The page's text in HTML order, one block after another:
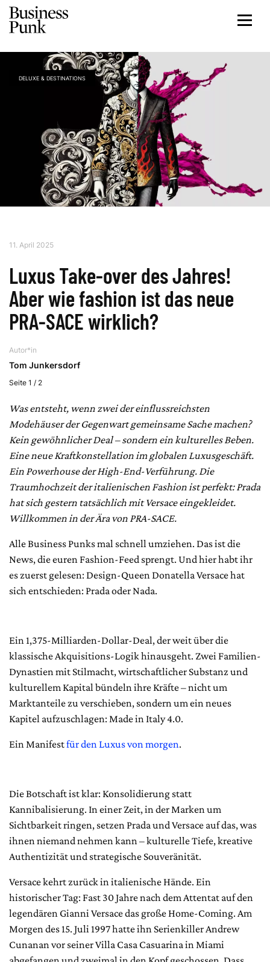
DELUXE & DESTINATIONS
11. April 2025
Luxus Take-over des Jahres!
Aber wie fashion ist das neue
PRA-SACE wirklich?
Autor*in
Tom Junkersdorf
Seite 1 / 2
Was entsteht, wenn zwei der einflussreichsten
Modehäuser der Gegenwart gemeinsame Sache machen?
Kein gewöhnlicher Deal – sondern ein kulturelles Beben.
Eine neue Kraftkonstellation im globalen Luxusgeschäft.
Ein Powerhouse der High-End-Verführung. Die
Traumhochzeit der italienischen Fashion ist perfekt: Prada
hat sich gestern tatsächlich mit Versace eingekleidet.
Willkommen in der Ära von PRA-SACE.
Alle Business Punks mal schnell umziehen. Das ist die
News, die euren Fashion-Feed sprengt. Und hier habt ihr
es zuerst gelesen: Design-Queen Donatella Versace hat
sich entschieden: Prada oder Nada.
Ein 1,375-Milliarden-Dollar-Deal, der weit über die
klassische Akquisitions-Logik hinausgeht. Zwei Familien-
Dynastien mit Stilmacht, wirtschaftlicher Substanz und
kulturellem Kapital bündeln ihre Kräfte – nicht um
Marktanteile zu verschieben, sondern um ein neues
Kapitel aufzuschlagen: Made in Italy 4.0.
Ein Manifestfür den Luxus von morgen.
Die Botschaft ist klar: Konsolidierung statt
Kannibalisierung. In einer Zeit, in der Marken um
Sichtbarkeit ringen, setzen Prada und Versace auf das, was
ihnen niemand nehmen kann – kulturelle Tiefe, kreative
Authentizität und strategische Souveränität.
Versace kehrt zurück in italienische Hände. Ein
historischer Tag: Fast 30 Jahre nach dem Attentat auf den
legendären Gianni Versace das große Home-Coming. Am
Morgen des 15. Juli 1997 hatte ihn Serienkiller Andrew
Cunanan vor seiner Villa Casa Casuarina in Miami